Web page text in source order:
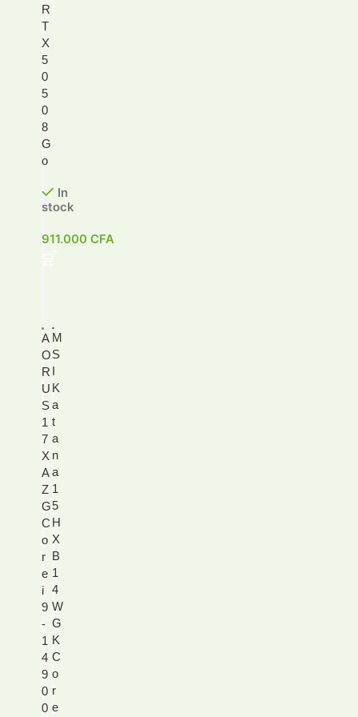
R
T
X
5
0
5
0
8
G
o
In
stock
911.000 CFA
A
O
R
U
S
1
7
X
A
Z
G
C
o
r
e
i
9
-
1
4
9
0
0
M
S
I
K
a
t
a
n
a
1
5
H
X
B
1
4
W
G
K
C
o
r
e